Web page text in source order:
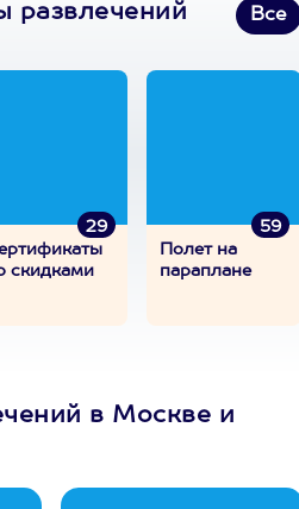
развлечений Все
29
скидками
59
Полет на
параплане
в Москве и